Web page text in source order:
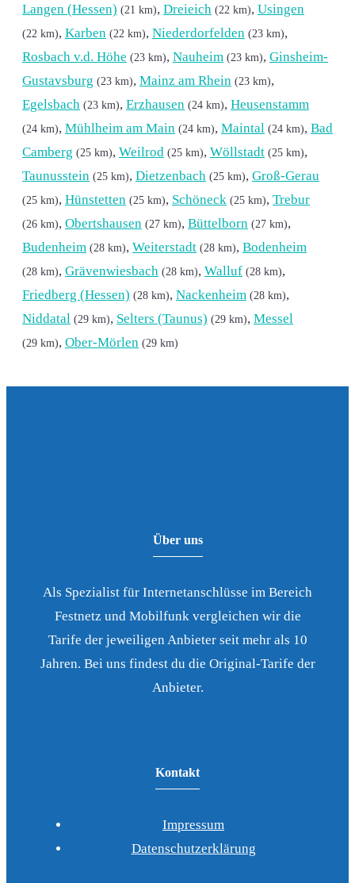
Langen (Hessen) (21 km), Dreieich (22 km), Usingen
(22 km), Karben (22 km), Niederdorfelden (23 km),
Rosbach v.d. Höhe (23 km), Nauheim (23 km), Ginsheim-
Gustavsburg (23 km), Mainz am Rhein (23 km),
Egelsbach (23 km), Erzhausen (24 km), Heusenstamm
(24 km), Mühlheim am Main (24 km), Maintal (24 km), Bad
Camberg (25 km), Weilrod (25 km), Wöllstadt (25 km),
Taunusstein (25 km), Dietzenbach (25 km), Groß-Gerau
(25 km), Hünstetten (25 km), Schöneck (25 km), Trebur
(26 km), Obertshausen (27 km), Büttelborn (27 km),
Budenheim (28 km), Weiterstadt (28 km), Bodenheim
(28 km), Grävenwiesbach (28 km), Walluf (28 km),
Friedberg (Hessen) (28 km), Nackenheim (28 km),
Niddatal (29 km), Selters (Taunus) (29 km), Messel
(29 km), Ober-Mörlen (29 km)
Über uns
Als Spezialist für Internetanschlüsse im Bereich
Festnetz und Mobilfunk vergleichen wir die
Tarife der jeweiligen Anbieter seit mehr als 10
Jahren. Bei uns findest du die Original-Tarife der
Anbieter.
Kontakt
Impressum
Datenschutzerklärung